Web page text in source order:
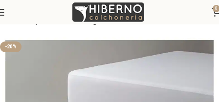
0
Ropa de Cama Juegos de sábana
-20%